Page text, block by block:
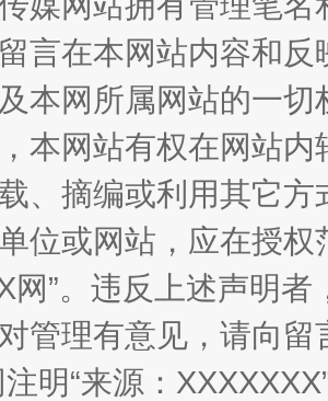
旅游的“隐身衣” 如何以
留言在本网站内容和
本网所属网站的一
本网站有权在网站
、摘编或利用其它
位或网站，应在授
网”。违反上述声明
管理有意见，请向
注明“来源：